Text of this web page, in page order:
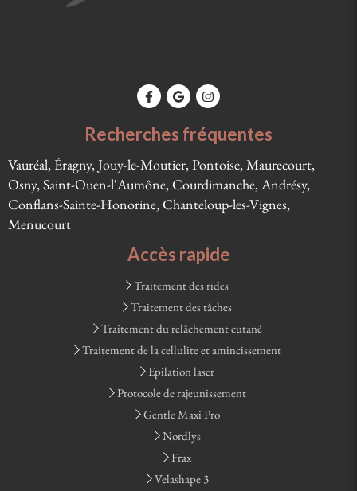
Recherches fréquentes
Vauréal, Éragny, Jouy-le-Moutier, Pontoise, Maurecourt,
Osny, Saint-Ouen-l'Aumône, Courdimanche, Andrésy,
Conflans-Sainte-Honorine, Chanteloup-les-Vignes,
Menucourt
Accès rapide
Traitement des rides
Traitement des tâches
Traitement du relâchement cutané
Traitement de la cellulite et amincissement
Epilation laser
Protocole de rajeunissement
Gentle Maxi Pro
Nordlys
Frax
Velashape 3